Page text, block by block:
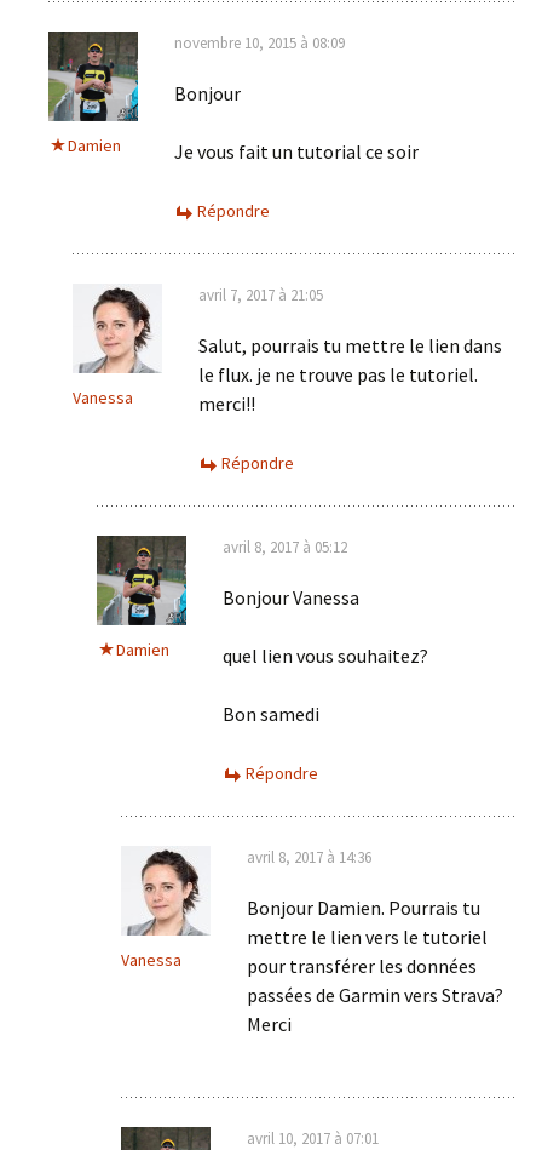
Damien
novembre 10, 2015 à 08:09
Bonjour
Je vous fait un tutorial ce soir
Répondre
Vanessa
avril 7, 2017 à 21:05
Salut, pourrais tu mettre le lien dans
le flux. je ne trouve pas le tutoriel.
merci!!
Répondre
Damien
avril 8, 2017 à 05:12
Bonjour Vanessa
quel lien vous souhaitez?
Bon samedi
Répondre
Vanessa
avril 8, 2017 à 14:36
Bonjour Damien. Pourrais tu
mettre le lien vers le tutoriel
pour transférer les données
passées de Garmin vers Strava?
Merci
avril 10, 2017 à 07:01